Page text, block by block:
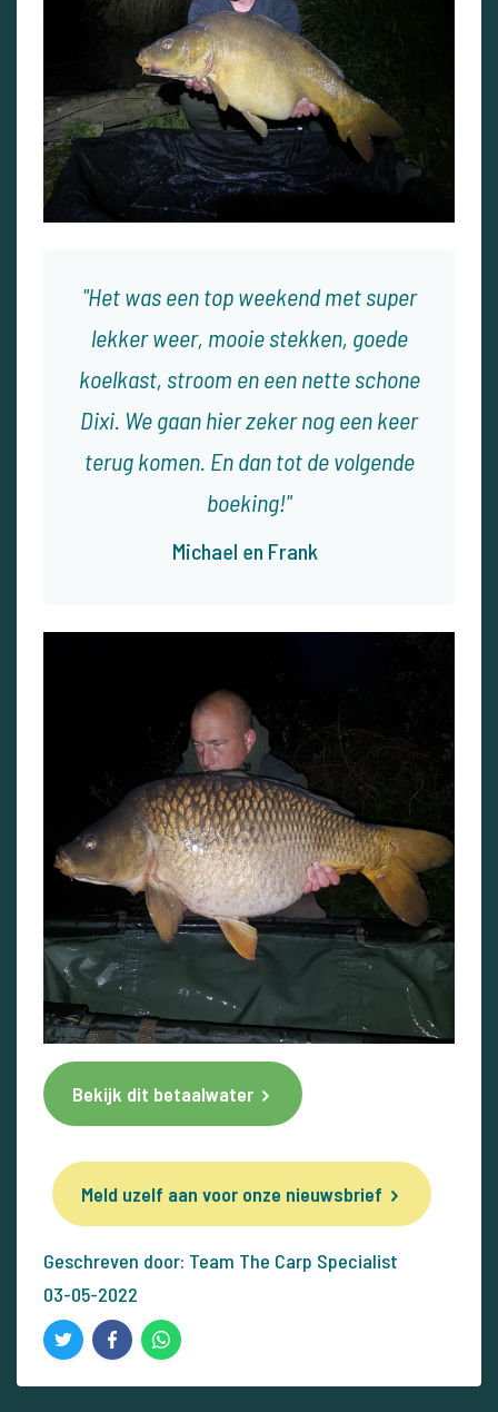
Het was een top weekend met super
lekker weer, mooie stekken, goede
koelkast, stroom en een nette schone
Dixi. We gaan hier zeker nog een keer
terug komen. En dan tot de volgende
boeking!
Michael en Frank
Bekijk dit betaalwater
Meld uzelf aan voor onze nieuwsbrief
Geschreven door: Team The Carp Specialist
03-05-2022